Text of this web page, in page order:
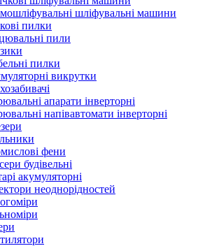
шліфувальні машини
пилки
пили
пилки
викрутки
апарати інверторні
напівавтомати інверторні
фени
будівельні
акумуляторні
неоднорідностей